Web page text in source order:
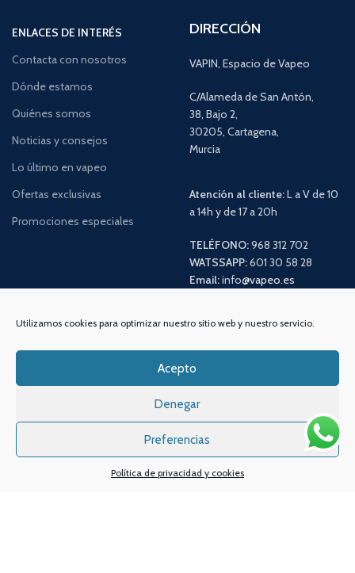
Utilizamos cookies para optimizar nuestro sitio web y nuestro servicio.
Acepto
Denegar
Preferencias
Política de privacidad y cookies
ENLACES DE INTERÉS
Contacta con nosotros
Dónde estamos
Quiénes somos
Noticias y consejos
Lo último en vapeo
Ofertas exclusivas
Promociones especiales
DIRECCIÓN
VAPIN, Espacio de Vapeo
C/Alameda de San Antón,
38, Bajo 2,
30205, Cartagena,
Murcia
Atención al cliente:L a V de 10
a 14h y de 17 a 20h
TELÉFONO:968 312 702
WATSSAPP:601 30 58 28
Email:info@vapeo.es
Sistemas de pagos Sistema de envío